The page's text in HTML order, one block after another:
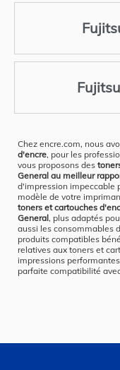
Chez encre.com, nous
d'encre, pour les
vous proposons des
General au meilleur
d'impression impeccable
modèle de votre
toners et cartouches
General, plus adaptés
aussi les consommables
produits compatibles
relatives aux toners et
impressions
parfaite compatibilité